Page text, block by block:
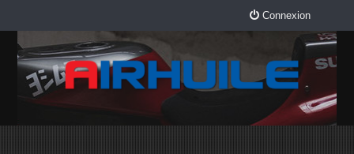
Connexion